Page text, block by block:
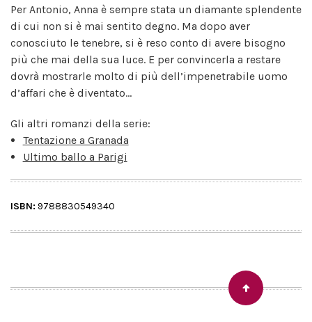
Per Antonio, Anna è sempre stata un diamante splendente
di cui non si è mai sentito degno. Ma dopo aver
conosciuto le tenebre, si è reso conto di avere bisogno
più che mai della sua luce. E per convincerla a restare
dovrà mostrarle molto di più dell’impenetrabile uomo
d’affari che è diventato...
Gli altri romanzi della serie:
Tentazione a Granada
Ultimo ballo a Parigi
ISBN: 9788830549340